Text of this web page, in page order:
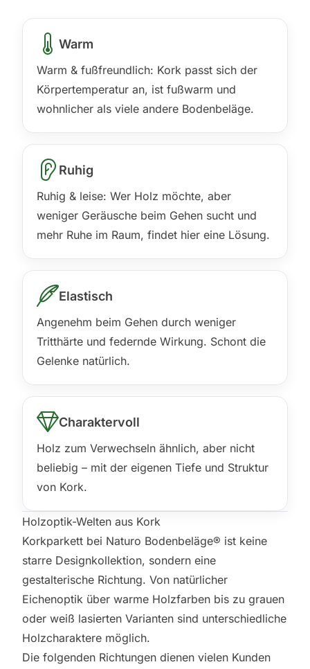
Warm
Warm & fußfreundlich: Kork passt sich der
Körpertemperatur an, ist fußwarm und
wohnlicher als viele andere Bodenbeläge.
Ruhig
Ruhig & leise: Wer Holz möchte, aber
weniger Geräusche beim Gehen sucht und
mehr Ruhe im Raum, findet hier eine Lösung.
Elastisch
Angenehm beim Gehen durch weniger
Tritthärte und federnde Wirkung. Schont die
Gelenke natürlich.
Charaktervoll
Holz zum Verwechseln ähnlich, aber nicht
beliebig – mit der eigenen Tiefe und Struktur
von Kork.
Holzoptik-Welten aus Kork
Korkparkett bei Naturo Bodenbeläge® ist keine
starre Designkollektion, sondern eine
gestalterische Richtung. Von natürlicher
Eichenoptik über warme Holzfarben bis zu grauen
oder weiß lasierten Varianten sind unterschiedliche
Holzcharaktere möglich.
Die folgenden Richtungen dienen vielen Kunden